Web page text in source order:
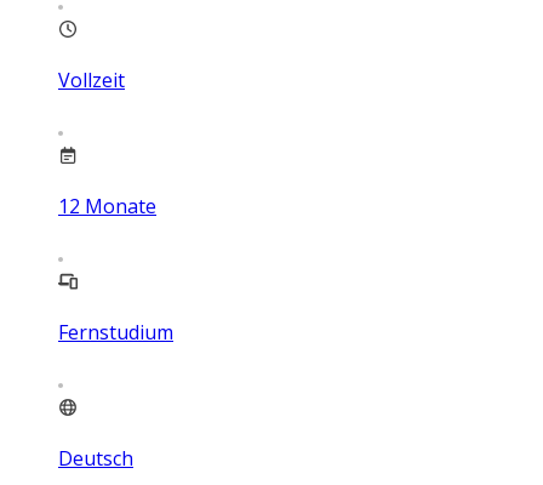
Vollzeit
12 Monate
Fernstudium
Deutsch